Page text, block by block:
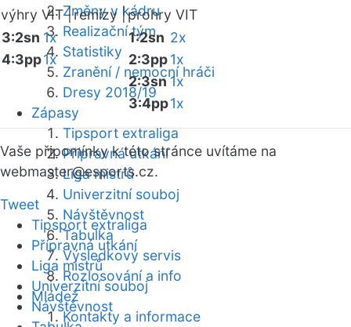
Změny v kádru
Realizační tým
Statistiky
Zranění / nemocní hráči
Dresy 2018/19
Zápasy
Tipsport extraliga
Přípravná utkání
Liga mistrů
Univerzitní souboj
Návštěvnost
Tabulka
Výsledkový servis
Rozlosování a info
Mládež
Kontakty a informace
výhry VIT |remízy |prohry VIT
3:2sn 1x
4:3pp1x
1:2sn 2x
2:3pp1x
2:3sn 1x
3:4pp1x
Vaše připomínky k této stránce uvítáme na
webmaster@esports.cz.
Tweet
Tipsport extraliga
Přípravná utkání
Liga mistrů
Univerzitní souboj
Návštěvnost